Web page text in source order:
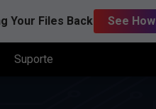
Your Files Back See How
Suporte